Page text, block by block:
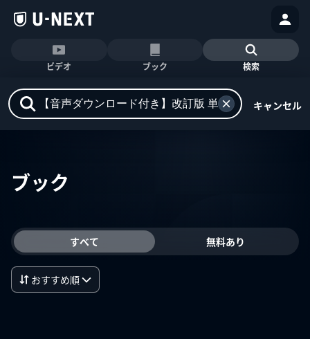
ビデオ ブック 検索
キャンセル
ブック
すべて 無料あり
おすすめ順